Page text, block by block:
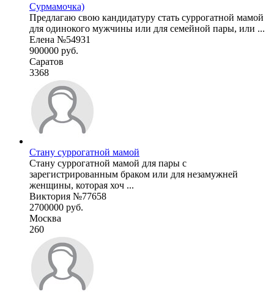
Сурмамочка)
Предлагаю свою кандидатуру стать суррогатной мамой
для одинокого мужчины или для семейной пары, или ...
Елена №54931
900000 руб.
Саратов
3368
Стану суррогатной мамой
Стану суррогатной мамой для пары с
зарегистрированным браком или для незамужней
женщины, которая хоч ...
Виктория №77658
2700000 руб.
Москва
260